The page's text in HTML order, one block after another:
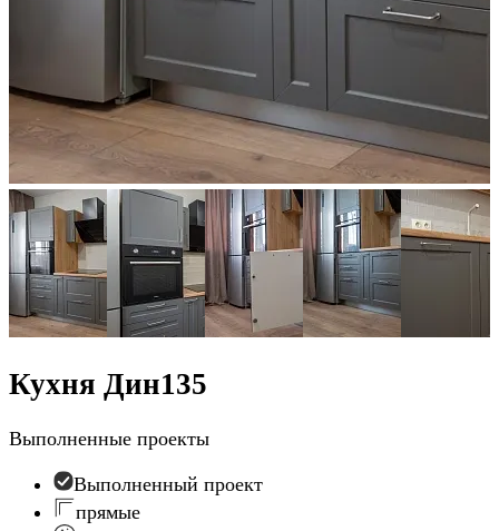
Кухня Дин135
Выполненные проекты
Выполненный проект
прямые